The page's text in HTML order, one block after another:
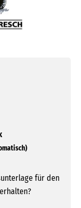
für den